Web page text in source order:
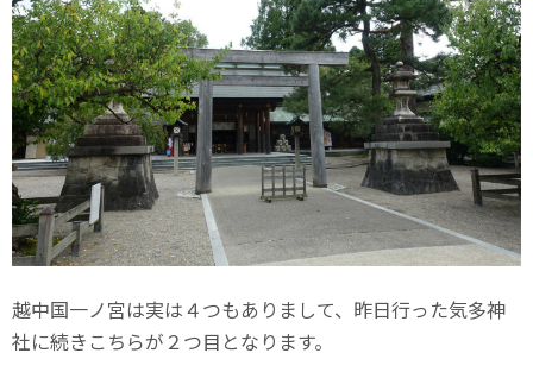
越中国一ノ宮は実は４つもありまして、昨日行った気多神
社に続きこちらが２つ目となります。